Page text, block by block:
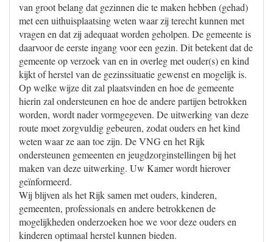
van groot belang dat gezinnen die te maken hebben (gehad)
met een uithuisplaatsing weten waar zij terecht kunnen met
vragen en dat zij adequaat worden geholpen. De gemeente is
daarvoor de eerste ingang voor een gezin. Dit betekent dat de
gemeente op verzoek van en in overleg met ouder(s) en kind
kijkt of herstel van de gezinssituatie gewenst en mogelijk is.
Op welke wijze dit zal plaatsvinden en hoe de gemeente
hierin zal ondersteunen en hoe de andere partijen betrokken
worden, wordt nader vormgegeven. De uitwerking van deze
route moet zorgvuldig gebeuren, zodat ouders en het kind
weten waar ze aan toe zijn. De VNG en het Rijk
ondersteunen gemeenten en jeugdzorginstellingen bij het
maken van deze uitwerking. Uw Kamer wordt hierover
geïnformeerd.
Wij blijven als het Rijk samen met ouders, kinderen,
gemeenten, professionals en andere betrokkenen de
mogelijkheden onderzoeken hoe we voor deze ouders en
kinderen optimaal herstel kunnen bieden.